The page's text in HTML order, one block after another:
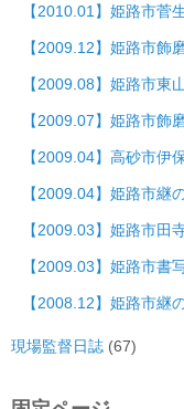
【2010.01】姫路市菅
【2009.12】姫路市飾
【2009.08】姫路市東
【2009.07】姫路市飾
【2009.04】高砂市伊
【2009.04】姫路市継
【2009.03】姫路市田
【2009.03】姫路市書
【2008.12】姫路市継
現場監督日誌 (67)